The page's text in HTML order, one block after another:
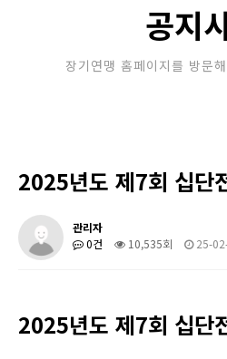
공지
장기연맹 홈페이지를 방문
2025년도 제7회 십단
관리자
0건
10,535회 25-
2025년도 제7회 십단